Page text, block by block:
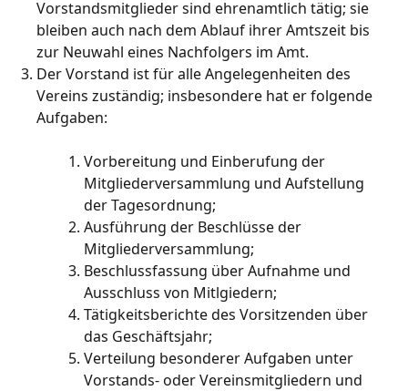
Vorstandsmitglieder sind ehrenamtlich tätig; sie
bleiben auch nach dem Ablauf ihrer Amtszeit bis
zur Neuwahl eines Nachfolgers im Amt.
Der Vorstand ist für alle Angelegenheiten des
Vereins zuständig; insbesondere hat er folgende
Aufgaben:
Vorbereitung und Einberufung der
Mitgliederversammlung und Aufstellung
der Tagesordnung;
Ausführung der Beschlüsse der
Mitgliederversammlung;
Beschlussfassung über Aufnahme und
Ausschluss von Mitlgiedern;
Tätigkeitsberichte des Vorsitzenden über
das Geschäftsjahr;
Verteilung besonderer Aufgaben unter
Vorstands- oder Vereinsmitgliedern und